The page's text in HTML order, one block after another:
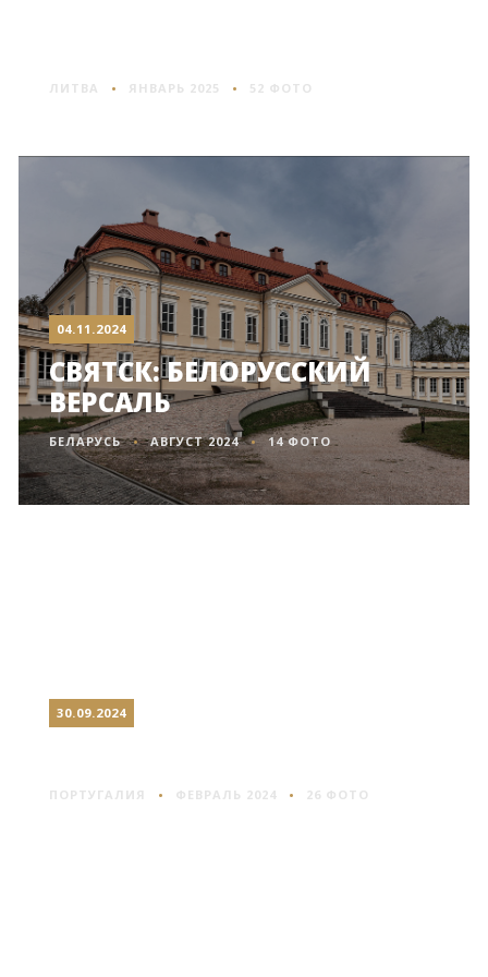
ЛИТВА ЯНВАРЬ 2025 52 ФОТО
04.11.2024
СВЯТСК: БЕЛОРУССКИЙ
ВЕРСАЛЬ
БЕЛАРУСЬ АВГУСТ 2024 14 ФОТО
30.09.2024
ПОРТУГАЛИЯ ФЕВРАЛЬ 2024 26 ФОТО